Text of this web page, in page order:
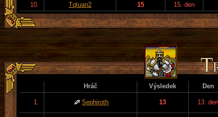
10.
Tqtuan2 15 15. den
Hráč Výsledek Den
1. Sephiroth 13 13.